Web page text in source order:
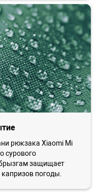
рюкзака Xiaomi Mi
сурового
брызгам защищает
погоды.